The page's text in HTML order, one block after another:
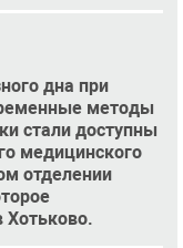
дна при
методы
стали доступны
медицинского
отделении
Хотьково.